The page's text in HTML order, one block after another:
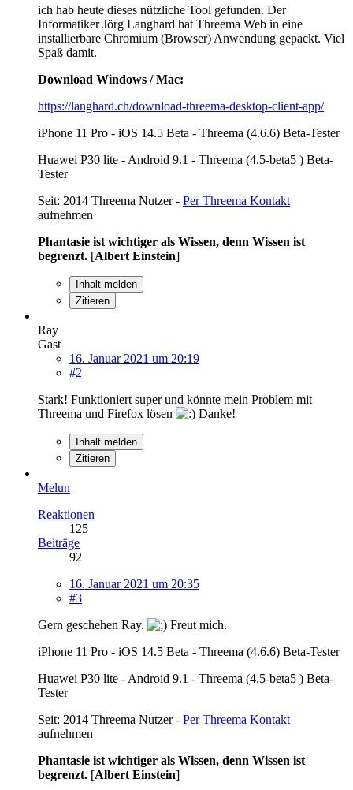
ich hab heute dieses nützliche Tool gefunden. Der
Informatiker Jörg Langhard hat Threema Web in eine
installierbare Chromium (Browser) Anwendung gepackt. Viel
Spaß damit.
Download Windows / Mac:
https://langhard.ch/download-threema-desktop-client-app/
iPhone 11 Pro - iOS 14.5 Beta - Threema (4.6.6) Beta-Tester
Huawei P30 lite - Android 9.1 - Threema (4.5-beta5 ) Beta-
Tester
Seit: 2014 Threema Nutzer - Per Threema Kontakt
aufnehmen
Phantasie ist wichtiger als Wissen, denn Wissen ist
begrenzt. [Albert Einstein]
Inhalt melden
Zitieren
Ray
Gast
16. Januar 2021 um 20:19
#2
Stark! Funktioniert super und könnte mein Problem mit
Threema und Firefox lösen
Danke!
Inhalt melden
Zitieren
Melun
Reaktionen
125
Beiträge
92
16. Januar 2021 um 20:35
#3
Gern geschehen Ray.
Freut mich.
iPhone 11 Pro - iOS 14.5 Beta - Threema (4.6.6) Beta-Tester
Huawei P30 lite - Android 9.1 - Threema (4.5-beta5 ) Beta-
Tester
Seit: 2014 Threema Nutzer - Per Threema Kontakt
aufnehmen
Phantasie ist wichtiger als Wissen, denn Wissen ist
begrenzt. [Albert Einstein]